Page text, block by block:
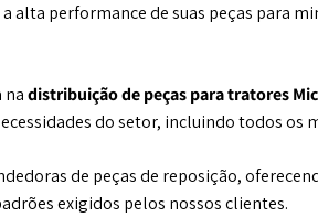
performance de suas peças para
nadistribuição de peças para tratores
do setor, incluindo todos
de peças de reposição,
exigidos pelos nossos clientes.